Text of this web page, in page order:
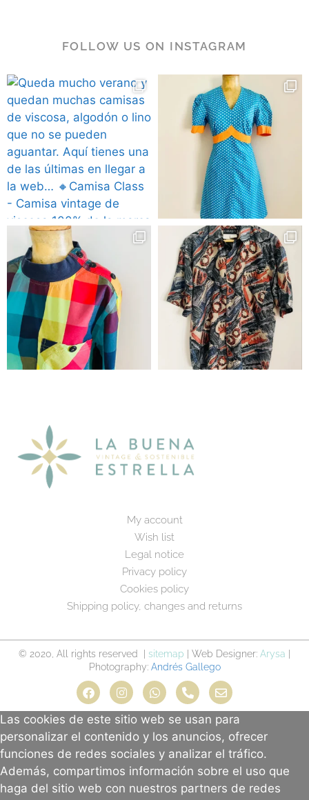
FOLLOW US ON INSTAGRAM
My account
Wish list
Legal notice
Privacy policy
Cookies policy
Shipping policy, changes and returns
© 2020, All rights reserved | sitemap | Web Designer: Arysa
Photography: Andrés Gallego
Las cookies de este sitio web se usan para
personalizar el contenido y los anuncios, ofrecer
funciones de redes sociales y analizar el tráfico.
Además, compartimos información sobre el uso que
haga del sitio web con nuestros partners de redes